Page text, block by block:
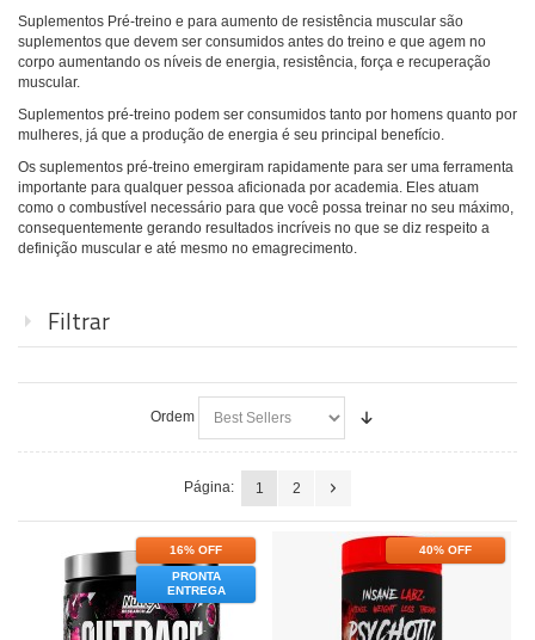
Suplementos Pré-treino e para aumento de resistência muscular são
suplementos que devem ser consumidos antes do treino e que agem no
corpo aumentando os níveis de energia, resistência, força e recuperação
muscular.
Suplementos pré-treino podem ser consumidos tanto por homens quanto por
mulheres, já que a produção de energia é seu principal benefício.
Os suplementos pré-treino emergiram rapidamente para ser uma ferramenta
importante para qualquer pessoa aficionada por academia. Eles atuam
como o combustível necessário para que você possa treinar no seu máximo,
consequentemente gerando resultados incríveis no que se diz respeito a
definição muscular e até mesmo no emagrecimento.
Filtrar
Ordem
Página: 1 2
16% OFF
PRONTA
ENTREGA
40% OFF